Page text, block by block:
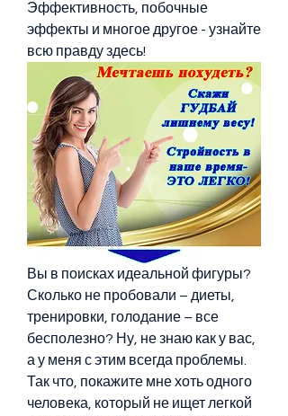
Эффективность, побочные
эффекты и многое другое - узнайте
всю правду здесь!
Вы в поисках идеальной фигуры?
Сколько не пробовали – диеты,
тренировки, голодание – все
бесполезно? Ну, не знаю как у вас,
а у меня с этим всегда проблемы.
Так что, покажите мне хоть одного
человека, который не ищет легкой